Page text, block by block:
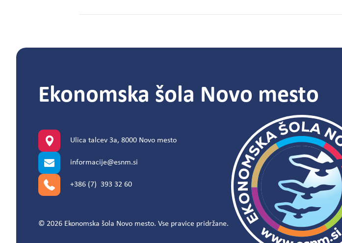
Ekonomska šola Novo mesto
Ulica talcev 3a, 8000 Novo mesto
informacije@esnm.si
+386 (7) 393 32 60
© 2026 Ekonomska šola Novo mesto. Vse pravice pridržane.